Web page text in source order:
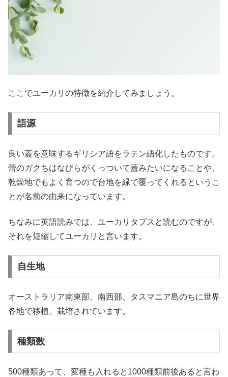
ここでユーカリの特徴を紹介してみましょう。
語源
良い蓋を意味するギリシア語をラテン語化したものです。
蕾のガクちはなびらがくっついて蓋みたいになることや、
乾燥地でもよく育つので台地を緑で覆ってくれるというこ
とが名前の由来になっています。
ちなみに英語読みでは、ユーカリタプスと読むのですが、
それを短縮してユーカリと言います。
自生地
オーストラリア南東部、南西部、タスマニア島のちに世界
各地で移植、栽培されています。
種類数
500種類あって、変種も入れると1000種類前後あると言わ